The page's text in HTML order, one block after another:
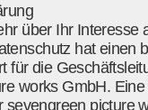
über Ihr Interesse
hat einen
für die
works GmbH.
sevengreen picture